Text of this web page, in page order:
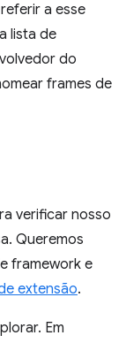
a esse
lista de
do
frames de
verificar nosso
Queremos
framework e
extensão.
Em